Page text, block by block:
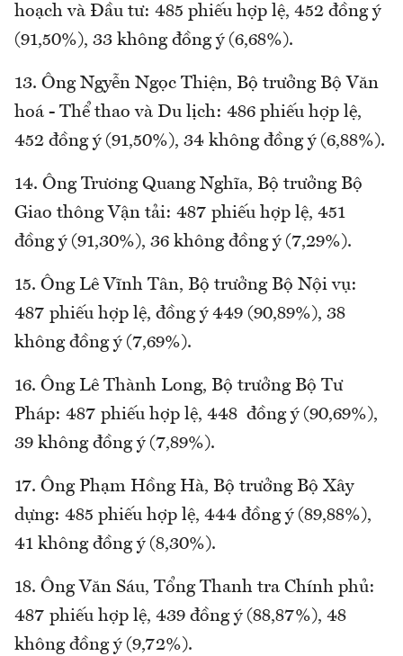
hoạch và Đầu tư: 485 phiếu hợp lệ, 452 đồng ý
(91,50%), 33 không đồng ý (6,68%).
13. Ông Ngyễn Ngọc Thiện, Bộ trưởng Bộ Văn
hoá - Thể thao và Du lịch: 486 phiếu hợp lệ,
452 đồng ý (91,50%), 34 không đồng ý (6,88%).
14. Ông Trương Quang Nghĩa, Bộ trưởng Bộ
Giao thông Vận tải: 487 phiếu hợp lệ, 451
đồng ý (91,30%), 36 không đồng ý (7,29%).
15. Ông Lê Vĩnh Tân, Bộ trưởng Bộ Nội vụ:
487 phiếu hợp lệ, đồng ý 449 (90,89%), 38
không đồng ý (7,69%).
16. Ông Lê Thành Long, Bộ trưởng Bộ Tư
Pháp: 487 phiếu hợp lệ, 448 đồng ý (90,69%),
39 không đồng ý (7,89%).
17. Ông Phạm Hồng Hà, Bộ trưởng Bộ Xây
dựng: 485 phiếu hợp lệ, 444 đồng ý (89,88%),
41 không đồng ý (8,30%).
18. Ông Văn Sáu, Tổng Thanh tra Chính phủ:
487 phiếu hợp lệ, 439 đồng ý (88,87%), 48
không đồng ý (9,72%).